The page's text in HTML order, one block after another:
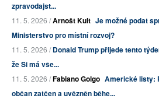
zpravodajst...
11. 5. 2026 /Arnošt Kult Je možné podat
Ministerstvo pro místní rozvoj?
11. 5. 2026 /Donald Trump přijede tento
že Si má vše...
11. 5. 2026 /Fabiano Golgo Americké listy:
občan zatčen a uvězněn běhe...